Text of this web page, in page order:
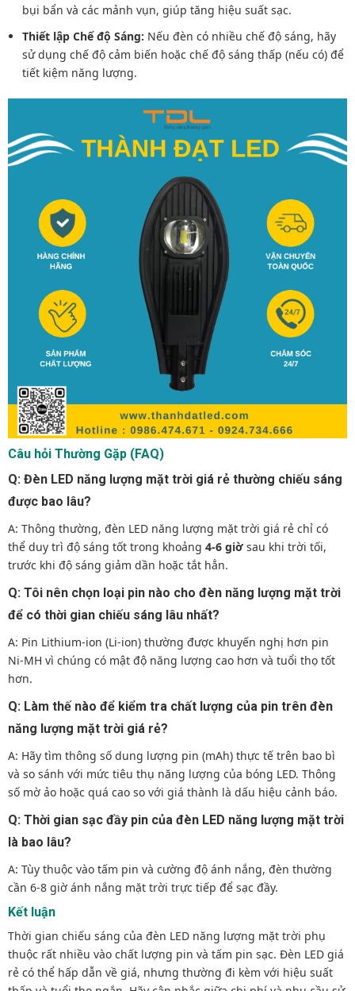
bụi bẩn và các mảnh vụn, giúp tăng hiệu suất sạc.
Thiết lập Chế độ Sáng: Nếu đèn có nhiều chế độ sáng, hãy
sử dụng chế độ cảm biến hoặc chế độ sáng thấp (nếu có) để
tiết kiệm năng lượng.
Câu hỏi Thường Gặp (FAQ)
Q: Đèn LED năng lượng mặt trời giá rẻ thường chiếu sáng
được bao lâu?
A: Thông thường, đèn LED năng lượng mặt trời giá rẻ chỉ có
thể duy trì độ sáng tốt trong khoảng 4-6 giờ sau khi trời tối,
trước khi độ sáng giảm dần hoặc tắt hẳn.
Q: Tôi nên chọn loại pin nào cho đèn năng lượng mặt trời
để có thời gian chiếu sáng lâu nhất?
A: Pin Lithium-ion (Li-ion) thường được khuyến nghị hơn pin
Ni-MH vì chúng có mật độ năng lượng cao hơn và tuổi thọ tốt
hơn.
Q: Làm thế nào để kiểm tra chất lượng của pin trên đèn
năng lượng mặt trời giá rẻ?
A: Hãy tìm thông số dung lượng pin (mAh) thực tế trên bao bì
và so sánh với mức tiêu thụ năng lượng của bóng LED. Thông
số mờ ảo hoặc quá cao so với giá thành là dấu hiệu cảnh báo.
Q: Thời gian sạc đầy pin của đèn LED năng lượng mặt trời
là bao lâu?
A: Tùy thuộc vào tấm pin và cường độ ánh nắng, đèn thường
cần 6-8 giờ ánh nắng mặt trời trực tiếp để sạc đầy.
Kết luận
Thời gian chiếu sáng của đèn LED năng lượng mặt trời phụ
thuộc rất nhiều vào chất lượng pin và tấm pin sạc. Đèn LED giá
rẻ có thể hấp dẫn về giá, nhưng thường đi kèm với hiệu suất